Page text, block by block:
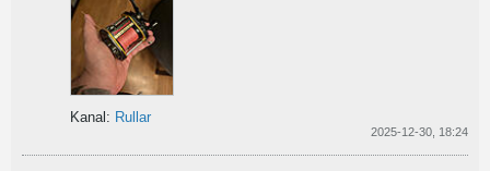
Kanal: Rullar
2025-12-30, 18:24